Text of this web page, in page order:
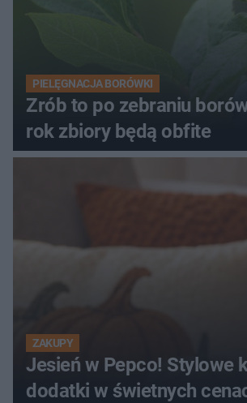
PIELĘGNACJA BORÓWKI
Zrób to po zebraniu
rok zbiory będą obfite
ZAKUPY
Jesień w Pepco! Stylowe
dodatki w świetnych